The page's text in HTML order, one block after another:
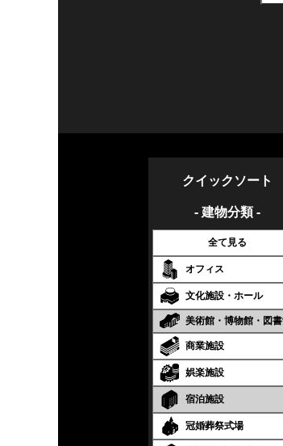
クイックソート
- 建物分類 -
全て見る
オフィス
文化施設・ホール
美術館・博物館・図
商業施設
娯楽施設
宿泊施設
冠婚葬祭式場